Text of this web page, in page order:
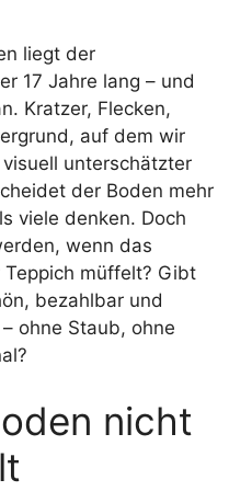
liegt der
17 Jahre lang – und
Kratzer, Flecken,
auf dem wir
unterschätzter
der Boden mehr
viele denken. Doch
wenn das
müffelt? Gibt
bezahlbar und
ohne Staub, ohne
nicht